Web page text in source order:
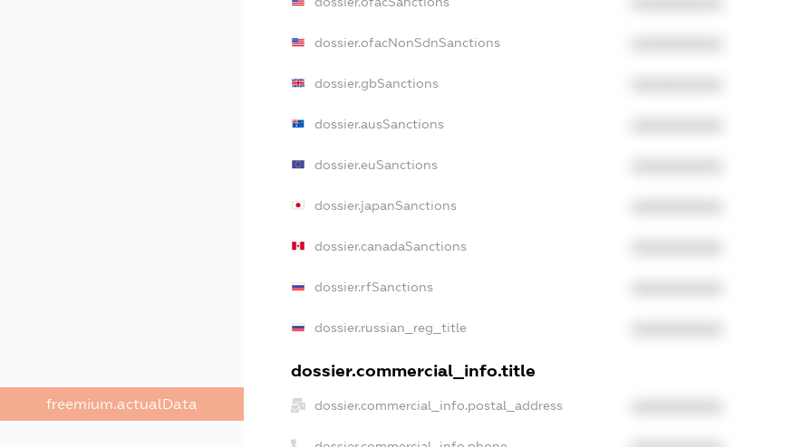
freemium.actualData
dossier.ofacNonSdnSanctions
dossier.gbSanctions
dossier.ausSanctions
dossier.euSanctions
dossier.japanSanctions
dossier.canadaSanctions
dossier.rfSanctions
dossier.russian_reg_title
dossier.commercial_info.title
dossier.commercial_info.postal_address